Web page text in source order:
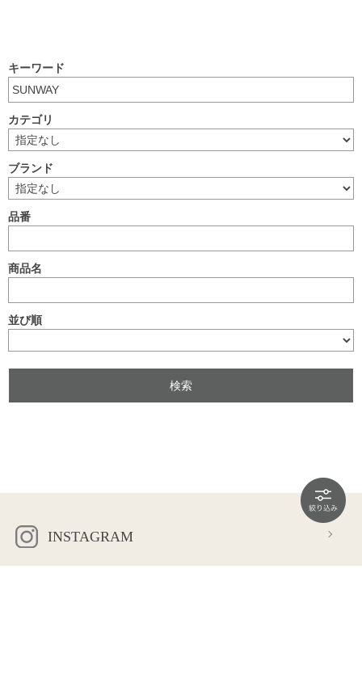
キーワード
カテゴリ
ブランド
品番
商品名
並び順
INSTAGRAM